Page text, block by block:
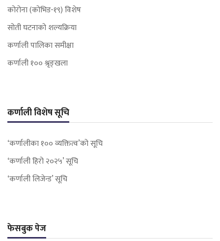
कोरोना (कोभिड-१९) विशेष
सोती घटनाको शल्यक्रिया
कर्णाली पालिका समीक्षा
कर्णाली १०० श्रृङ्खला
कर्णाली विशेष सूचि
‘कर्णालीका १०० व्यक्तित्व’को सूचि
‘कर्णाली हिरो २०२५’ सूचि
‘कर्णाली लिजेन्ड’ सूचि
फेसबुक पेज